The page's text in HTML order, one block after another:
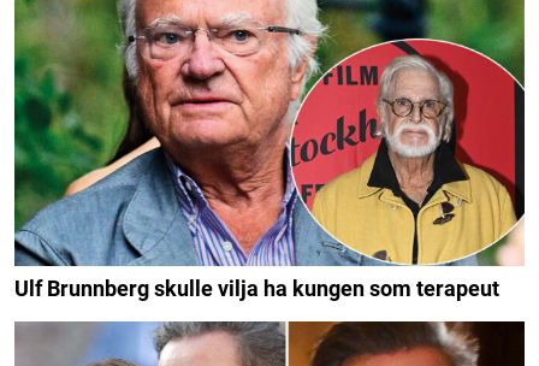
Ulf Brunnberg skulle vilja ha kungen som terapeut